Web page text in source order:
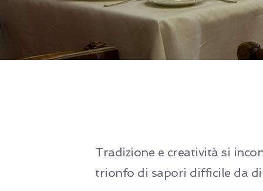
Tradizione e creatività si
trionfo di sapori difficile da